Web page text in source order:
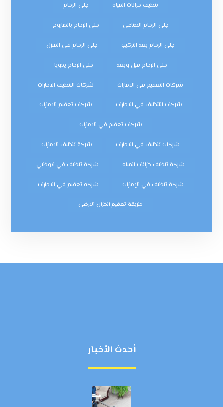
تنظيف خزانات المياه جلي الرخام
جلي الرخام الصناعي جلي الرخام بالصاروخ
جلي الرخام بعد التركيب جلي الرخام في المنزل
جلي الرخام قبل وبعد جلي الرخام يدويا
شركات التعقيم في الامارات شركات التنظيف الامارات
شركات التنظيف في الامارات شركات تعقيم الامارات
شركات تعقيم في الامارات
شركات تنظيف في الامارات شركة تنظيف الامارات
شركة تنظيف خزانات المياه شركة تنظيف في ابوظبي
شركة تنظيف في الإمارات شركه تعقيم في الامارات
طريقة تعقيم الخزان الارضي
أحدث الأخبار